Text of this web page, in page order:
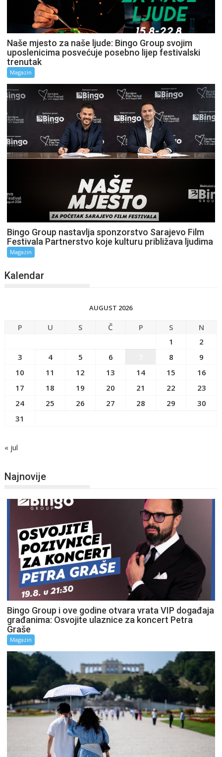
Naše mjesto za naše ljude: Bingo Group svojim
uposlenicima posvećuje posebno lijep festivalski
trenutak
Magazin
Bingo Group nastavlja sponzorstvo Sarajevo Film
Festivala Partnerstvo koje kulturu približava ljudima
Magazin
Kalendar
AUGUST 2026
P U S Č P S
N
1
2
3
4 5 6 8
9
10
11 12 13 14 15
16
17
18 19 20 21 22
23
24
25 26 27 28 29
30
31
« jul
Najnovije
Bingo Group i ove godine otvara vrata VIP događaja
građanima: Osvojite ulaznice za koncert Petra
Graše
Magazin